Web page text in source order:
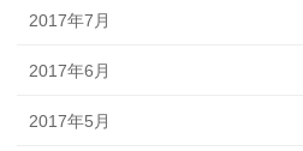
2017年7月
2017年6月
2017年5月